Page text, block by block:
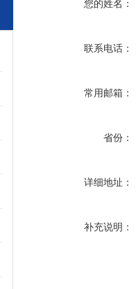
您的姓名：
联系电话：
常用邮箱：
省份：
详细地址：
补充说明：